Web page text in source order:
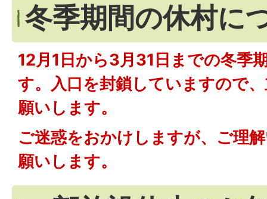
冬季期間の休村に
12月1日から3月31日までの冬季
す。入口を封鎖していますので
願いします。
ご迷惑をおかけしますが、ご理
願いします。